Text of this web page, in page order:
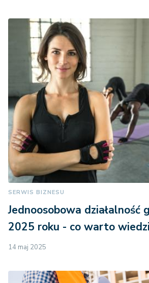
SERWIS BIZNESU
Jednoosobowa działalność
2025 roku - co warto
14 maj 2025